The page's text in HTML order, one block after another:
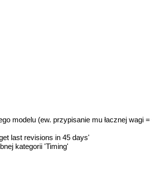
modelu (ew. przypisanie mu łacznej wagi
last revisions in 45 days'
kategorii 'Timing'